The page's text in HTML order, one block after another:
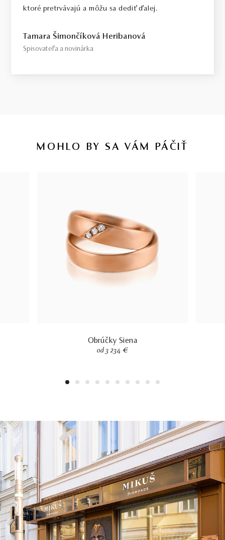
ktoré pretrvávajú a môžu sa dediť ďalej.
Tamara Šimončíková Heribanová
Spisovateľa a novinárka
MOHLO BY SA VÁM PÁČIŤ
Obrúčky Siena
od 3 234 €
1 2 3 4 5 6 7 8 9 10